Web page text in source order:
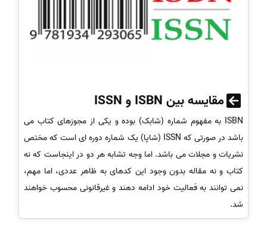
مقایسه بین ISBN و ISSN
ISBN به مفهوم شماره (شابک) بوده و یکی از مجوزهای کتاب می
باشد در صورتی که ISSN (شاپا) یک شماره دوره ای است که مختص
نشریات و مجلات می باشد. اما وجه تشابه هر دو در اینجاست که نه
کتاب و نه مقاله بدون وجود این کدهای به ظاهر عددی، اما مهم،
نمی توانند به فعالیت خود ادامه دهند و غیرقانونی محسوب خواهند
شد.